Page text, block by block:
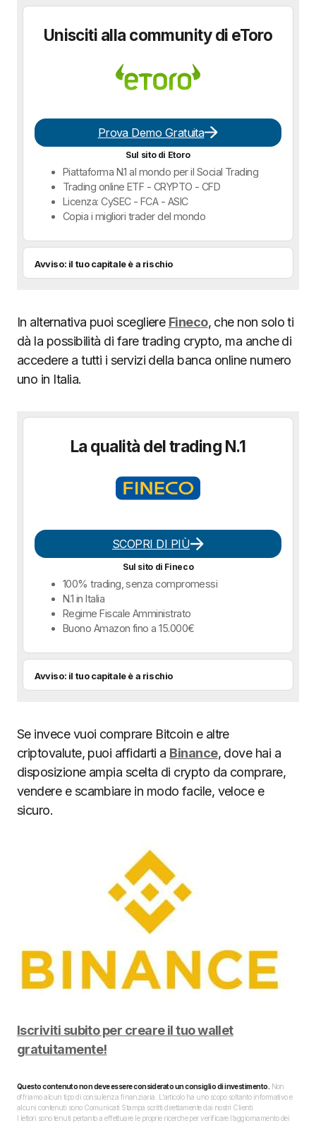
Unisciti alla community di eToro
Prova Demo Gratuita
Sul sito di Etoro
Piattaforma N.1 al mondo per il Social Trading
Trading online ETF - CRYPTO - CFD
Licenza: CySEC - FCA - ASIC
Copia i migliori trader del mondo
Avviso: il tuo capitale è a rischio
In alternativa puoi scegliere Fineco, che non solo ti
dà la possibilità di fare trading crypto, ma anche di
accedere a tutti i servizi della banca online numero
uno in Italia.
La qualità del trading N.1
SCOPRI DI PIÙ
Sul sito di Fineco
100% trading, senza compromessi
N.1 in Italia
Regime Fiscale Amministrato
Buono Amazon fino a 15.000€
Avviso: il tuo capitale è a rischio
Se invece vuoi comprare Bitcoin e altre
criptovalute, puoi affidarti a Binance, dove hai a
disposizione ampia scelta di crypto da comprare,
vendere e scambiare in modo facile, veloce e
sicuro.
Iscriviti subito per creare il tuo wallet
gratuitamente!
Questo contenuto non deve essere considerato un consiglio di investimento. Non
offriamo alcun tipo di consulenza finanziaria. L’articolo ha uno scopo soltanto informativo e
alcuni contenuti sono Comunicati Stampa scritti direttamente dai nostri Clienti.
I lettori sono tenuti pertanto a effettuare le proprie ricerche per verificare l’aggiornamento dei